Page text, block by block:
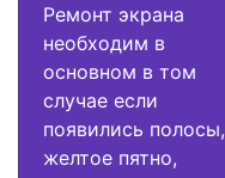
Ремонт экрана
необходим в
основном в том
случае если
появились полосы,
желтое пятно,